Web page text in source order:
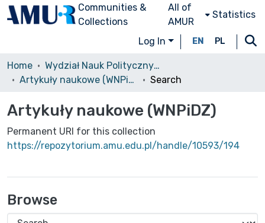
Communities &
Collections
All of
AMUR
Statistics
Log In EN PL
Home
Wydział Nauk Politycznych i Dziennikarstwa (WNPiDz)/Faculty of Political Science and Journalism
Artykuły naukowe (WNPiDZ)
Search
Artykuły naukowe (WNPiDZ)
Permanent URI for this collection
https://repozytorium.amu.edu.pl/handle/10593/194
Browse